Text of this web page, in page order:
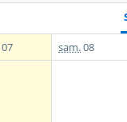
07 sam.08